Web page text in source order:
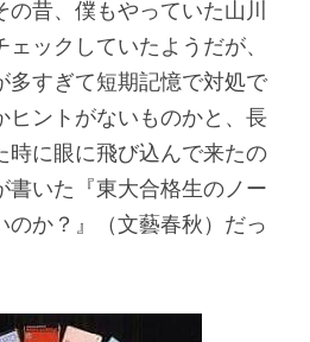
昔、僕もやっていた山川
ックしていたようだが、
多すぎて短期記憶で対処で
ヒントがないものかと、長
時に眼に飛び込んで来たの
書いた『東大合格生のノー
のか？』（文藝春秋）だっ